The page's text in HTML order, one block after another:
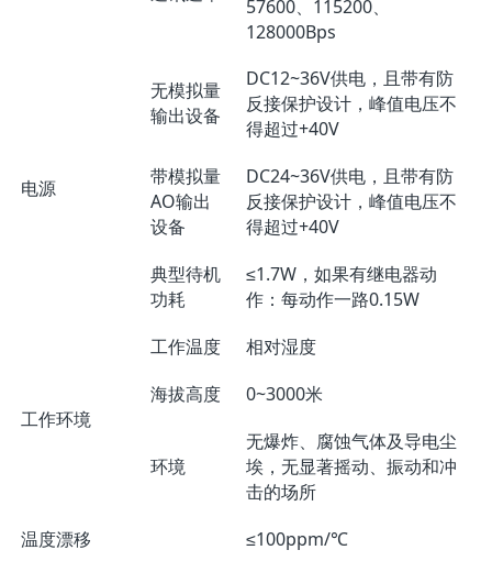
57600、115200、
128000Bps
电源
无模拟量
输出设备
DC12~36V供电，且带有防
反接保护设计，峰值电压不
得超过+40V
带模拟量
AO输出
设备
DC24~36V供电，且带有防
反接保护设计，峰值电压不
得超过+40V
典型待机
功耗
≤1.7W，如果有继电器动
作：每动作一路0.15W
工作环境
工作温度
相对湿度
海拔高度
0~3000米
环境
无爆炸、腐蚀气体及导电尘
埃，无显著摇动、振动和冲
击的场所
温度漂移
≤100ppm/℃